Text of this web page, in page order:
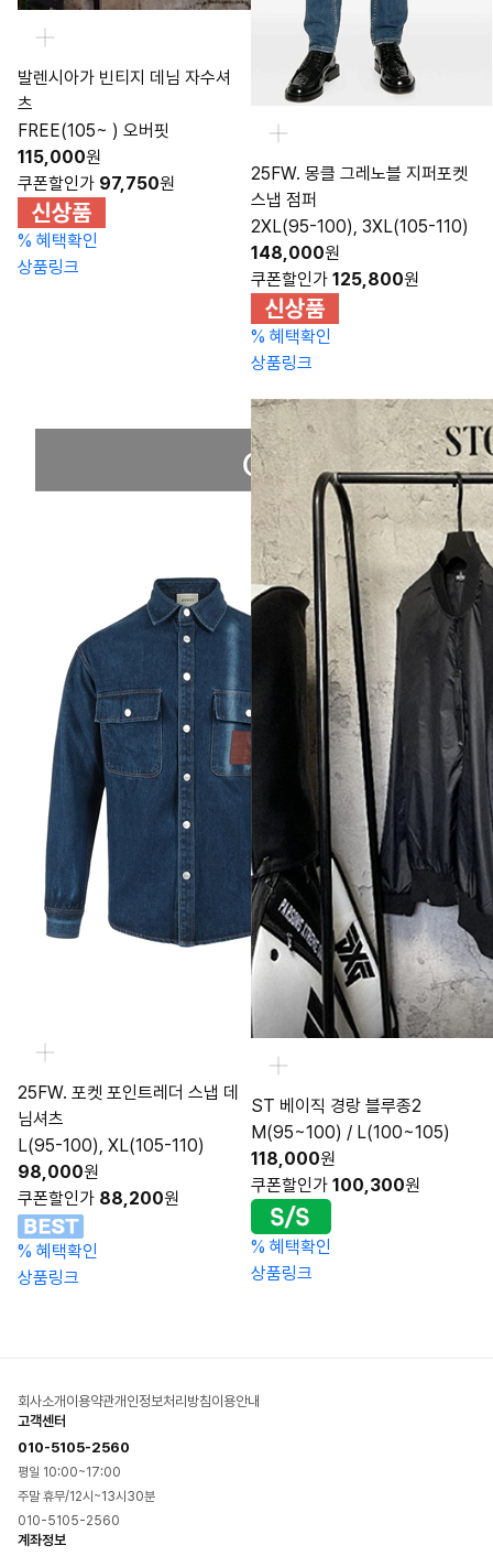
발렌시아가 빈티지 데님 자수셔
츠
FREE(105~ ) 오버핏
115,000원
쿠폰할인가 97,750원
% 혜택확인
상품링크
25FW. 몽클 그레노블 지퍼포켓
스냅 점퍼
2XL(95-100), 3XL(105-110)
148,000원
쿠폰할인가 125,800원
% 혜택확인
상품링크
25FW. 포켓 포인트레더 스냅 데
님셔츠
L(95-100), XL(105-110)
98,000원
쿠폰할인가 88,200원
% 혜택확인
상품링크
ST 베이직 경랑 블루종2
M(95~100) / L(100~105)
118,000원
쿠폰할인가 100,300원
% 혜택확인
상품링크
회사소개 이용약관개인정보처리방침이용안내
고객센터
010-5105-2560
평일 10:00~17:00
주말 휴무/12시~13시30분
010-5105-2560
계좌정보